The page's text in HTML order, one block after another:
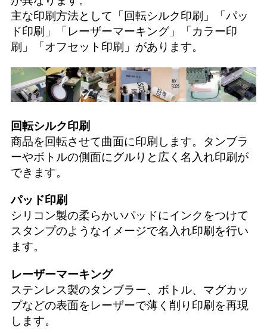
主な印刷方法として「 回転シルク印刷 」「 パッ
ド印刷 」「 レーザーマーキング」「 カラー印
刷 」「 オフセット印刷 」があります。
回転シルク印刷
商品を回転させて曲面に印刷します。タンブラ
ーやボトルの側面にグルりと広く名入れ印刷が
できます。
パッド印刷
シリコン製の柔らかいパッドにインクをつけて
スタンプのようなイメージで名入れ印刷を行い
ます。
レーザーマーキング
ステンレス製のタンブラー、ボトル、マグカッ
プなどの表面をレーザーで薄く削り印刷を再現
します。